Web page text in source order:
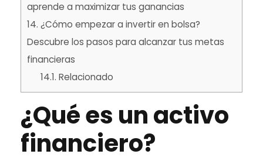
aprende a maximizar tus ganancias
14. ¿Cómo empezar a invertir en bolsa?
Descubre los pasos para alcanzar tus metas
financieras
14.1. Relacionado
¿Qué es unactivo
financiero?